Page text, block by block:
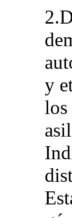
y
los